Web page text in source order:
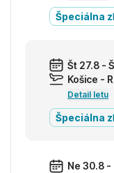
Špeciálna
Št 27.8 -
Košice -
Detail letu
Špeciálna
Ne 30.8 -